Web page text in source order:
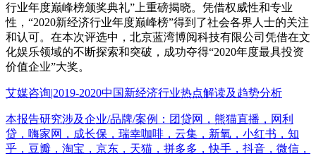
行业年度巅峰榜颁奖典礼”上重磅揭晓。凭借权威性和专业
性，“2020新经济行业年度巅峰榜”得到了社会各界人士的关注
和认可。在本次评选中，北京蓝湾博阅科技有限公司凭借在文
化娱乐领域的不断探索和突破，成功夺得“2020年度最具投资
价值企业”大奖。
艾媒咨询|2019-2020中国新经济行业热点解读及趋势分析
本报告研究涉及企业/品牌/案例：团贷网，熊猫直播，网利
贷，嗨家网，成长保，瑞幸咖啡，云集，新氧，小红书，知
乎，豆瓣，淘宝，京东，天猫，拼多多，快手，抖音，微信，